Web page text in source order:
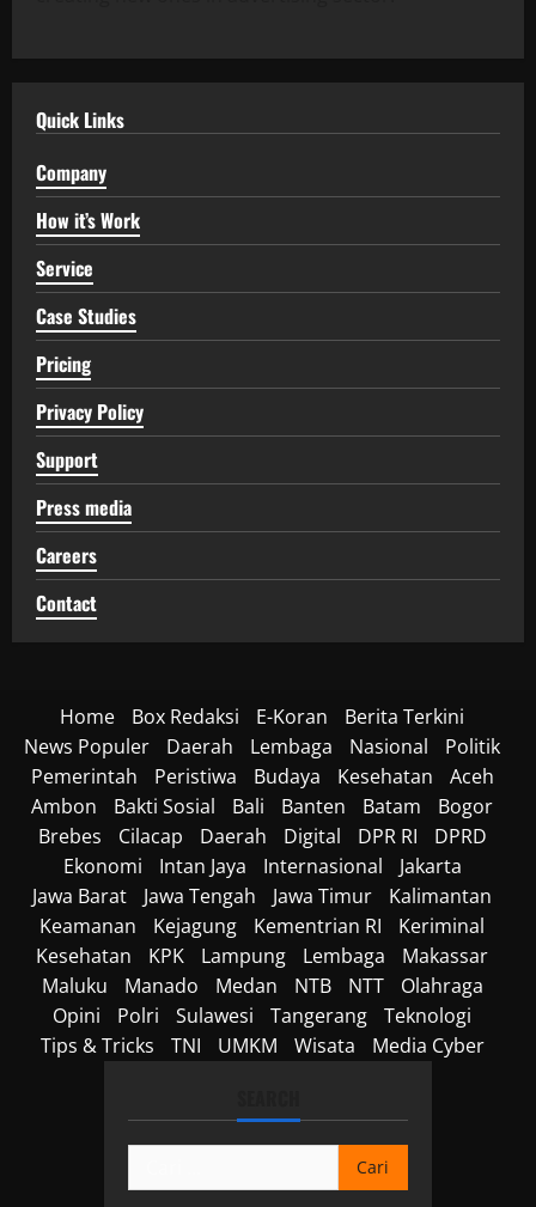
Quick Links
Company
How it’s Work
Service
Case Studies
Pricing
Privacy Policy
Support
Press media
Careers
Contact
Home Box Redaksi E-Koran
Berita Terkini
News Populer
Daerah Lembaga Nasional
Politik
Pemerintah
Peristiwa Budaya Kesehatan
Aceh
Ambon
Bakti Sosial Bali Banten Batam
Bogor
Brebes
Cilacap Daerah Digital DPR RI
DPRD
Ekonomi
Intan Jaya Internasional
Jakarta
Jawa Barat
Jawa Tengah Jawa Timur
Kalimantan
Keamanan
Kejagung Kementrian RI
Keriminal
Kesehatan
KPK Lampung Lembaga
Makassar
Maluku
Manado Medan NTB NTT
Olahraga
Opini
Polri Sulawesi Tangerang
Teknologi
Tips & Tricks
TNI UMKM Wisata Media Cyber
untuk: